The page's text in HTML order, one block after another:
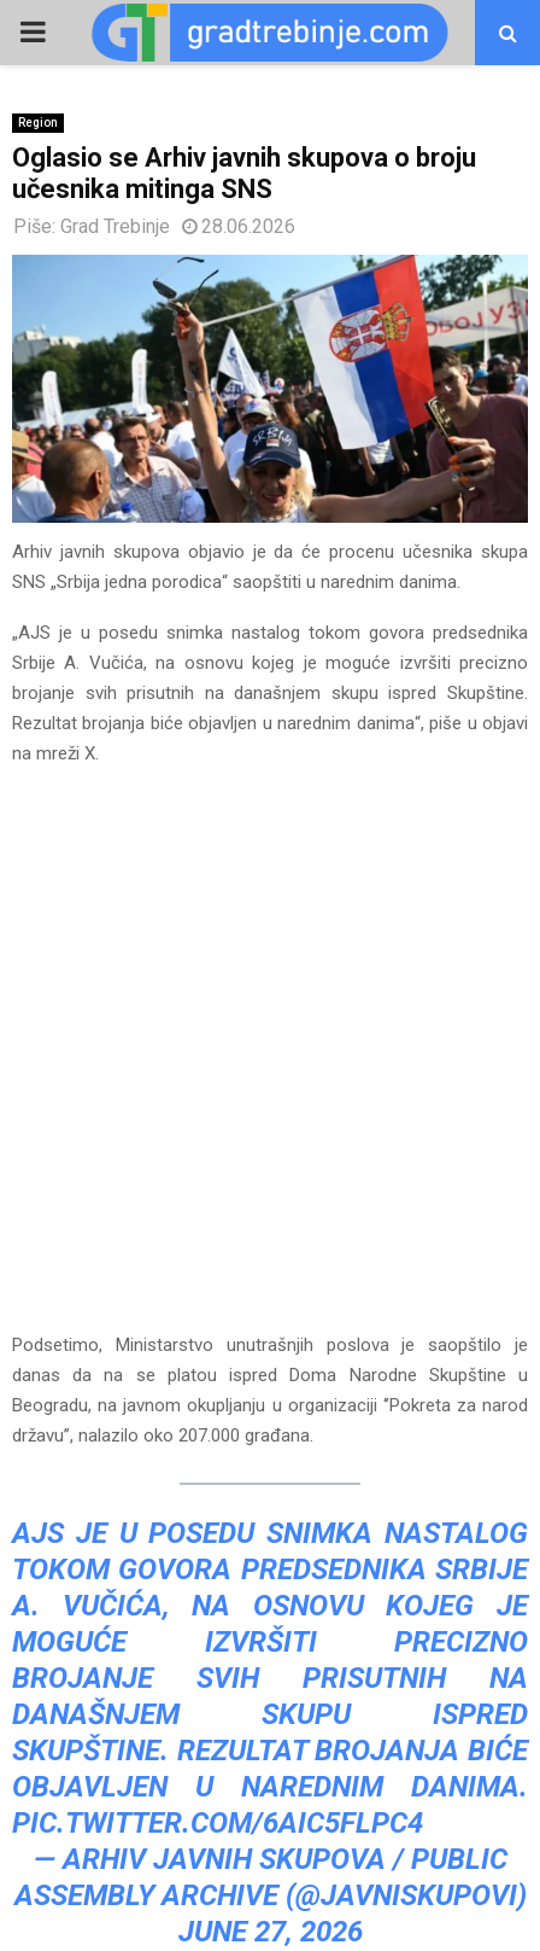
PRIMARY
Region
Oglasio se Arhiv javnih skupova o broju
učesnika mitinga SNS
Piše: Grad Trebinje 28.06.2026
Arhiv javnih skupova objavio je da će procenu učesnika skupa
SNS „Srbija jedna porodica“ saopštiti u narednim danima.
„AJS je u posedu snimka nastalog tokom govora predsednika
Srbije A. Vučića, na osnovu kojeg je moguće izvršiti precizno
brojanje svih prisutnih na današnjem skupu ispred Skupštine.
Rezultat brojanja biće objavljen u narednim danima“, piše u objavi
na mreži X.
Podsetimo, Ministarstvo unutrašnjih poslova je saopštilo je
danas da na se platou ispred Doma Narodne Skupštine u
Beogradu, na javnom okupljanju u organizaciji ‘’Pokreta za narod
državu’’, nalazilo oko 207.000 građana.
AJS JE U POSEDU SNIMKA NASTALOG
TOKOM GOVORA PREDSEDNIKA SRBIJE
A. VUČIĆA, NA OSNOVU KOJEG JE
MOGUĆE IZVRŠITI PRECIZNO
BROJANJE SVIH PRISUTNIH NA
DANAŠNJEM SKUPU ISPRED
SKUPŠTINE. REZULTAT BROJANJA BIĆE
OBJAVLJEN U NAREDNIM DANIMA.
PIC.TWITTER.COM/6AIC5FLPC4
— ARHIV JAVNIH SKUPOVA / PUBLIC
ASSEMBLY ARCHIVE (@JAVNISKUPOVI)
JUNE 27, 2026